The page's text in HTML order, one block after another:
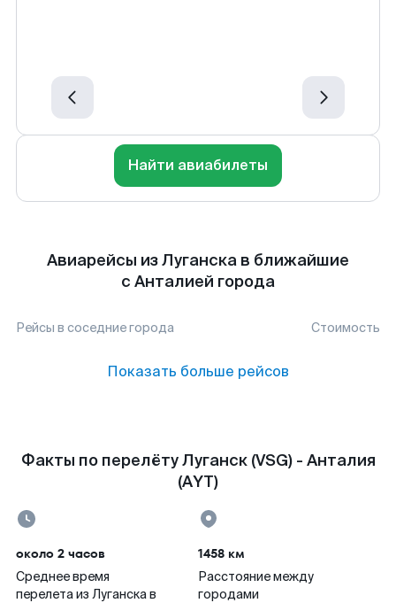
Найти авиабилеты
Авиарейсы из Луганска в ближайшие
с Анталией города
Рейсы в соседние города Стоимость
Показать больше рейсов
Факты по перелёту Луганск (VSG) - Анталия
(AYT)
около 2 часов
Среднее время
перелета из Луганска в
1458 км
Расстояние между
городами